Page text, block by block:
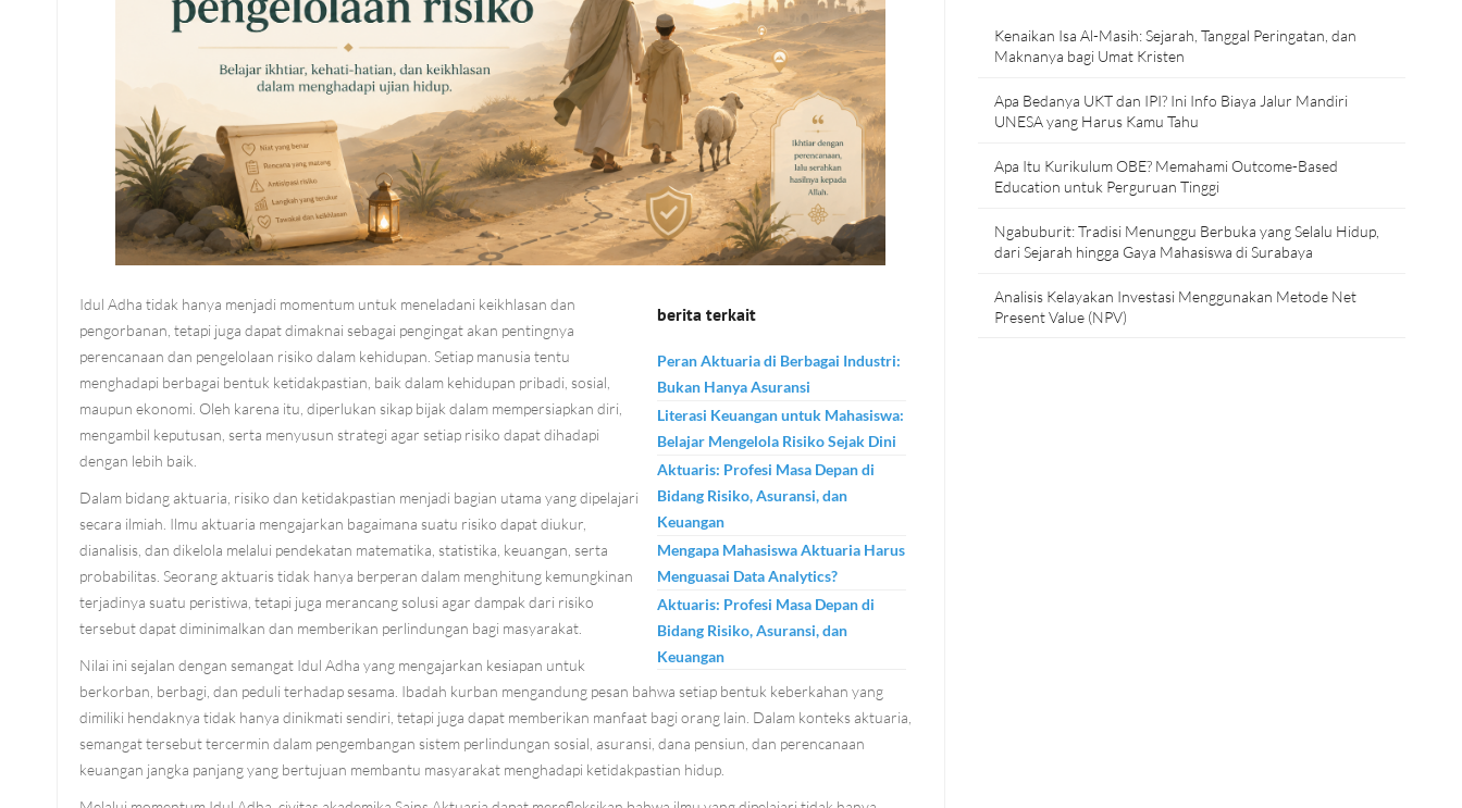
berita terkait
Peran Aktuaria di Berbagai Industri:
Bukan Hanya Asuransi
Literasi Keuangan untuk Mahasiswa:
Belajar Mengelola Risiko Sejak Dini
Aktuaris: Profesi Masa Depan di
Bidang Risiko, Asuransi, dan
Keuangan
Mengapa Mahasiswa Aktuaria Harus
Menguasai Data Analytics?
Aktuaris: Profesi Masa Depan di
Bidang Risiko, Asuransi, dan
Keuangan
Idul Adha tidak hanya menjadi momentum untuk meneladani keikhlasan dan
pengorbanan, tetapi juga dapat dimaknai sebagai pengingat akan pentingnya
perencanaan dan pengelolaan risiko dalam kehidupan. Setiap manusia tentu
menghadapi berbagai bentuk ketidakpastian, baik dalam kehidupan pribadi, sosial,
maupun ekonomi. Oleh karena itu, diperlukan sikap bijak dalam mempersiapkan diri,
mengambil keputusan, serta menyusun strategi agar setiap risiko dapat dihadapi
dengan lebih baik.
Dalam bidang aktuaria, risiko dan ketidakpastian menjadi bagian utama yang dipelajari
secara ilmiah. Ilmu aktuaria mengajarkan bagaimana suatu risiko dapat diukur,
dianalisis, dan dikelola melalui pendekatan matematika, statistika, keuangan, serta
probabilitas. Seorang aktuaris tidak hanya berperan dalam menghitung kemungkinan
terjadinya suatu peristiwa, tetapi juga merancang solusi agar dampak dari risiko
tersebut dapat diminimalkan dan memberikan perlindungan bagi masyarakat.
Nilai ini sejalan dengan semangat Idul Adha yang mengajarkan kesiapan untuk
berkorban, berbagi, dan peduli terhadap sesama. Ibadah kurban mengandung pesan bahwa setiap bentuk keberkahan yang
dimiliki hendaknya tidak hanya dinikmati sendiri, tetapi juga dapat memberikan manfaat bagi orang lain. Dalam konteks aktuaria,
semangat tersebut tercermin dalam pengembangan sistem perlindungan sosial, asuransi, dana pensiun, dan perencanaan
keuangan jangka panjang yang bertujuan membantu masyarakat menghadapi ketidakpastian hidup.
Kenaikan Isa Al-Masih: Sejarah, Tanggal Peringatan, dan
Maknanya bagi Umat Kristen
Apa Bedanya UKT dan IPI? Ini Info Biaya Jalur Mandiri
UNESA yang Harus Kamu Tahu
Apa Itu Kurikulum OBE? Memahami Outcome-Based
Education untuk Perguruan Tinggi
Ngabuburit: Tradisi Menunggu Berbuka yang Selalu Hidup,
dari Sejarah hingga Gaya Mahasiswa di Surabaya
Analisis Kelayakan Investasi Menggunakan Metode Net
Present Value (NPV)